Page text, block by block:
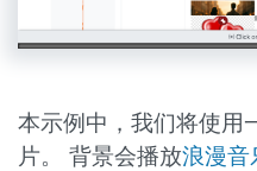
本示例中，我们将使用
片。 背景会播放浪漫音